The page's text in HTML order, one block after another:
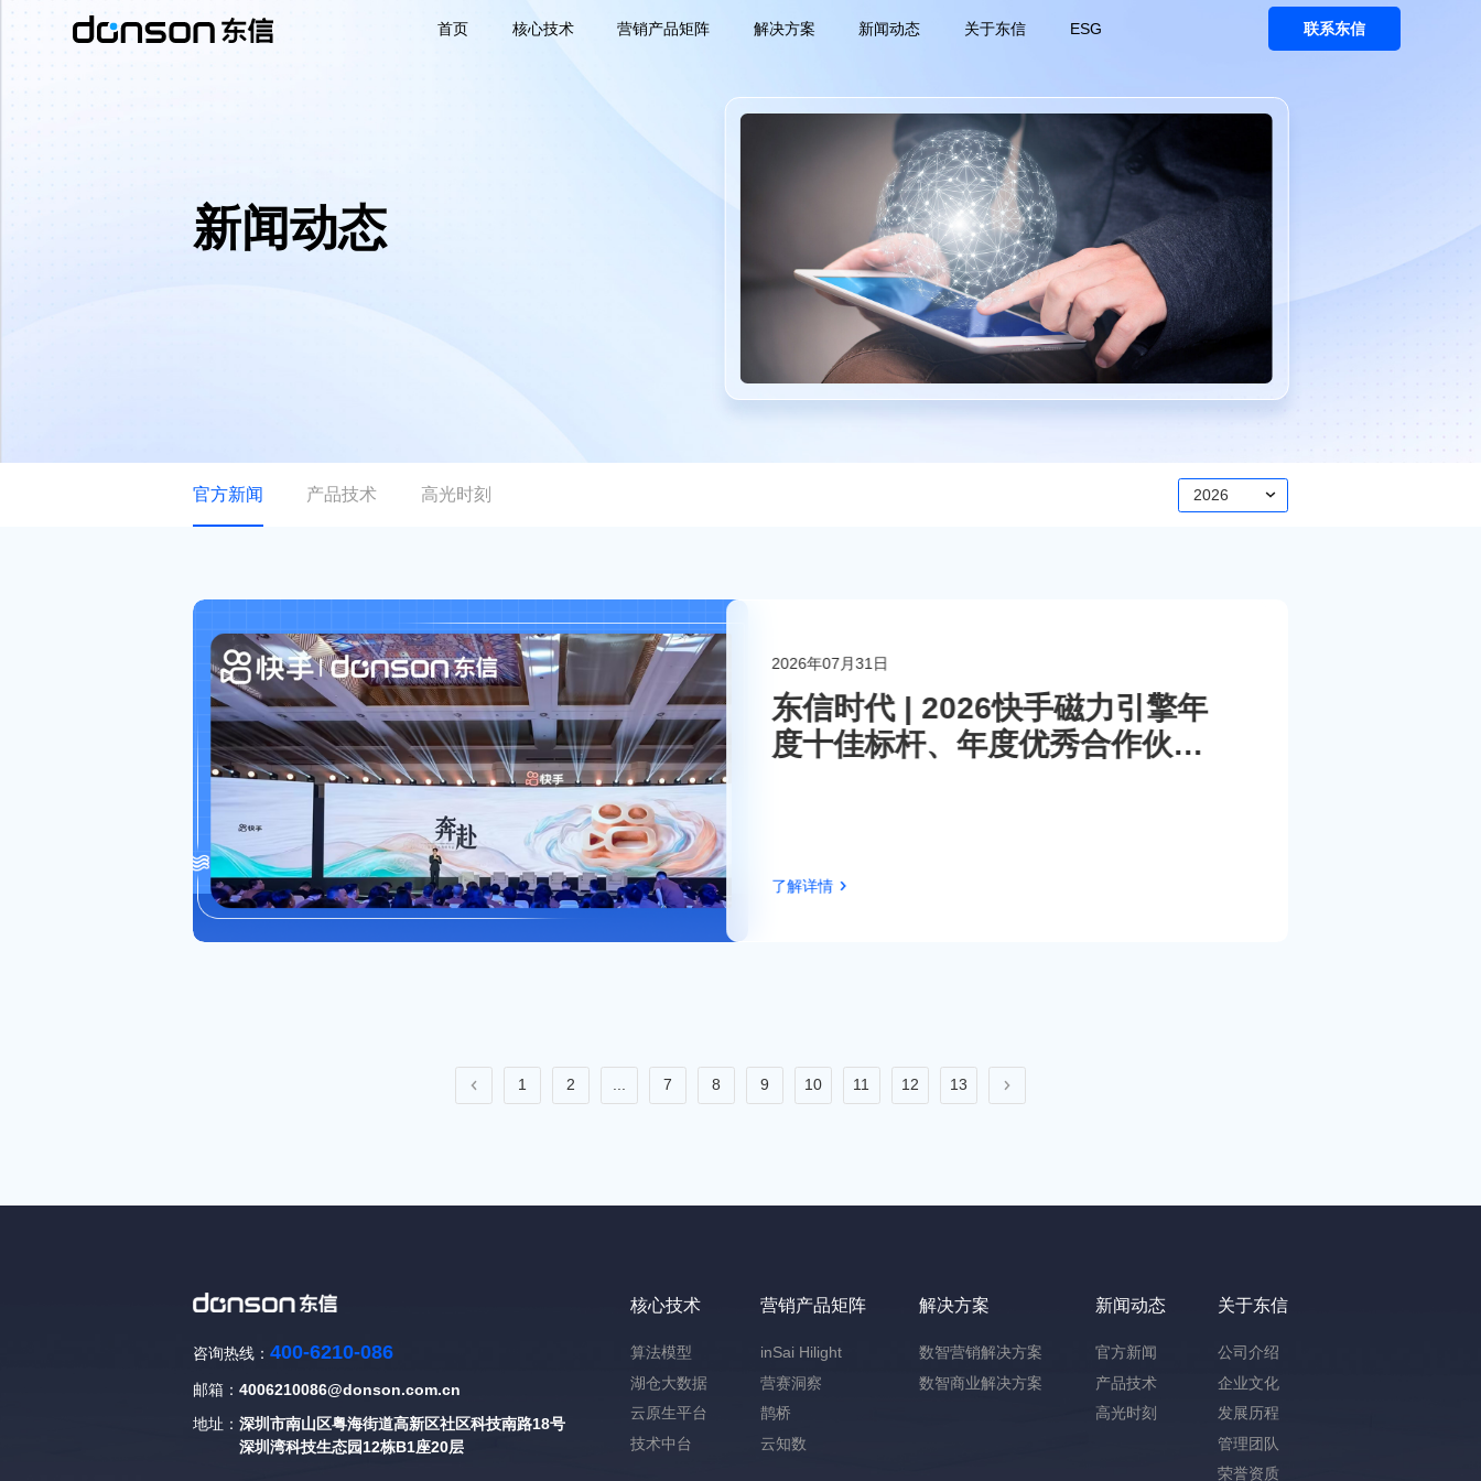
首页 核心技术 营销产品矩阵 解决方案 新闻动态 关于东信 ESG
首页
联系东信
联系东信
新闻动态
官方新闻 产品技术 高光时刻 2026
2026年07月31日
东信时代 | 2026快手磁力引擎年
度十佳标杆、年度优秀合作伙
了解详情
1 2 7 8 9 10 11 12 13
咨询热线： 400-6210-086
邮箱： 4006210086@donson.com.cn
地址： 深圳市南山区粤海街道高新区社区科技南路18号
深圳湾科技生态园12栋B1座20层
核心技术
算法模型
湖仓大数据
云原生平台
技术中台
营销产品矩阵
inSai Hilight
营赛洞察
鹊桥
云知数
解决方案
数智营销解决方案
数智商业解决方案
新闻动态
官方新闻
产品技术
高光时刻
关于东信
公司介绍
企业文化
发展历程
管理团队
荣誉资质